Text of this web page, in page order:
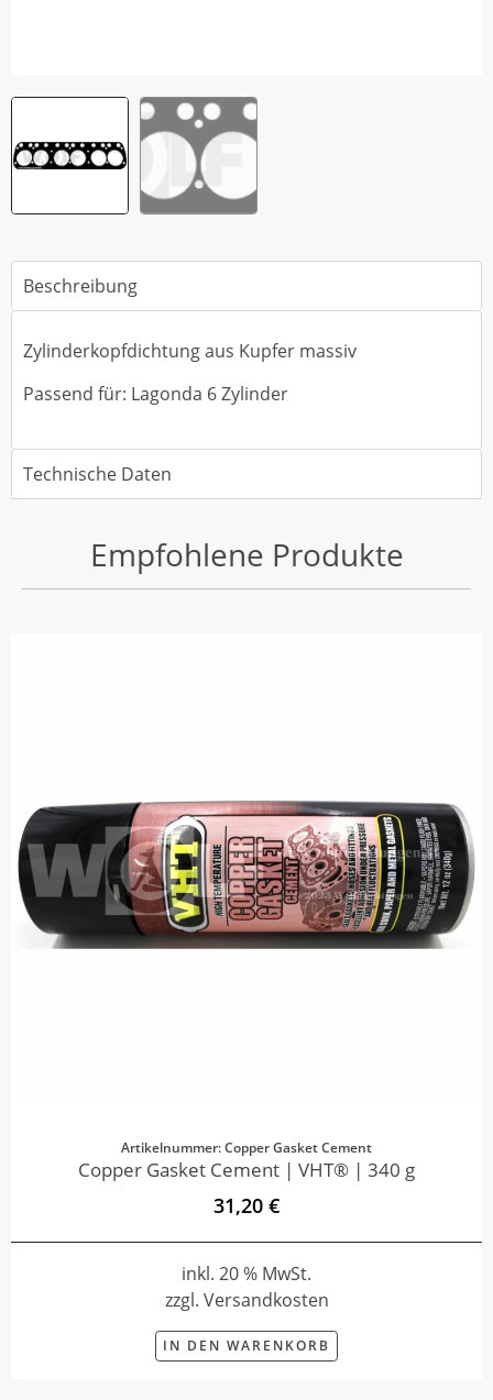
Beschreibung
Zylinderkopfdichtung aus Kupfer massiv
Passend für: Lagonda 6 Zylinder
Technische Daten
Empfohlene Produkte
Artikelnummer: Copper Gasket Cement
Copper Gasket Cement | VHT® | 340 g
31,20 €
inkl. 20 % MwSt.
zzgl. Versandkosten
IN DEN WARENKORB